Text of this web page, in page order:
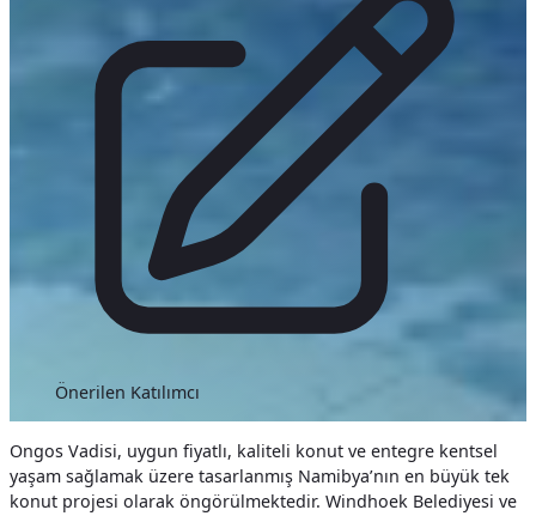
Önerilen Katılımcı
Ongos Vadisi, uygun fiyatlı, kaliteli konut ve entegre kentsel
yaşam sağlamak üzere tasarlanmış Namibya’nın en büyük tek
konut projesi olarak öngörülmektedir. Windhoek Belediyesi ve